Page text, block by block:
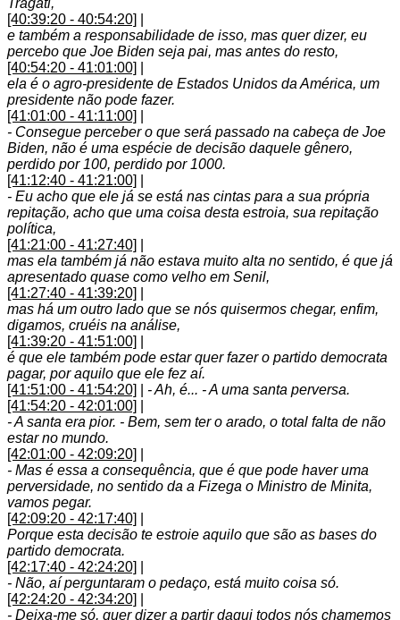
Tragati,
[40:39:20 - 40:54:20]
e também a responsabilidade de isso, mas quer dizer, eu
percebo que Joe Biden seja pai, mas antes do resto,
[40:54:20 - 41:01:00]
ela é o agro-presidente de Estados Unidos da América, um
presidente não pode fazer.
[41:01:00 - 41:11:00]
- Consegue perceber o que será passado na cabeça de Joe
Biden, não é uma espécie de decisão daquele gênero,
perdido por 100, perdido por 1000.
[41:12:40 - 41:21:00]
- Eu acho que ele já se está nas cintas para a sua própria
repitação, acho que uma coisa desta estroia, sua repitação
política,
[41:21:00 - 41:27:40]
mas ela também já não estava muito alta no sentido, é que já
apresentado quase como velho em Senil,
[41:27:40 - 41:39:20]
mas há um outro lado que se nós quisermos chegar, enfim,
digamos, cruéis na análise,
[41:39:20 - 41:51:00]
é que ele também pode estar quer fazer o partido democrata
pagar, por aquilo que ele fez aí.
[41:51:00 - 41:54:20]
- Ah, é... - A uma santa perversa.
[41:54:20 - 42:01:00]
- A santa era pior. - Bem, sem ter o arado, o total falta de não
estar no mundo.
[42:01:00 - 42:09:20]
- Mas é essa a consequência, que é que pode haver uma
perversidade, no sentido da a Fizega o Ministro de Minita,
vamos pegar.
[42:09:20 - 42:17:40]
Porque esta decisão te estroie aquilo que são as bases do
partido democrata.
[42:17:40 - 42:24:20]
- Não, aí perguntaram o pedaço, está muito coisa só.
[42:24:20 - 42:34:20]
- Deixa-me só, quer dizer a partir daqui todos nós chamemos